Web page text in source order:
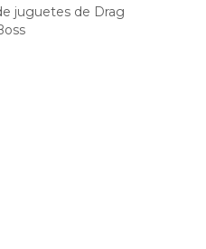
juguetes de Drag